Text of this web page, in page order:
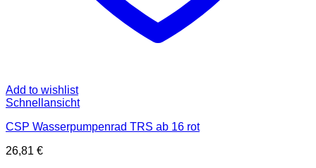
Add to wishlist
Schnellansicht
CSP Wasserpumpenrad TRS ab 16 rot
26,81 €